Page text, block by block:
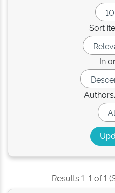
Sort
In
Results 1-1 of 1